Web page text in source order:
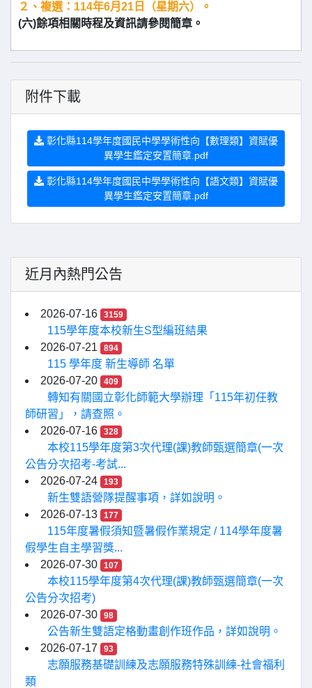
２、複選：114年6月21日（星期六）。
(六)餘項相關時程及資訊請參閱簡章。
附件下載
彰化縣114學年度國民中學學術性向【數理類】資賦優
異學生鑑定安置簡章.pdf
彰化縣114學年度國民中學學術性向【語文類】資賦優
異學生鑑定安置簡章.pdf
近月內熱門公告
2026-07-16 3159
115學年度本校新生S型編班結果
2026-07-21
894
115 學年度 新生導師 名單
2026-07-20
409
轉知有關國立彰化師範大學辦理「115年初任教
師研習」，請查照。
2026-07-16
328
本校115學年度第3次代理(課)教師甄選簡章(一次
公告分次招考-考試...
2026-07-24
193
新生雙語營隊提醒事項，詳如說明。
2026-07-13
177
115年度暑假須知暨暑假作業規定 / 114學年度暑
假學生自主學習獎...
2026-07-30
107
本校115學年度第4次代理(課)教師甄選簡章(一次
公告分次招考)
2026-07-30
98
公告新生雙語定格動畫創作班作品，詳如說明。
2026-07-17
93
志願服務基礎訓練及志願服務特殊訓練-社會福利
類